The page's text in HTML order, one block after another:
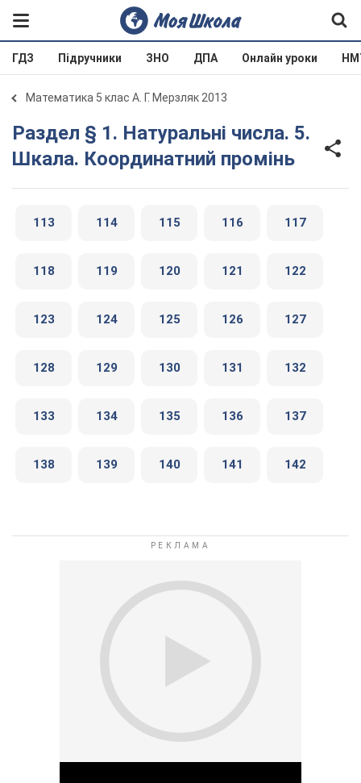
ГДЗ Підручники ЗНО ДПА Онлайн уроки
Математика 5 клас А. Г. Мерзляк 2013
Раздел § 1. Натуральні числа. 5.
Шкала. Координатний промінь
113 114 115 116 117
118 119 120 121 122
123 124 125 126 127
128 129 130 131 132
133 134 135 136 137
138 139 140 141 142